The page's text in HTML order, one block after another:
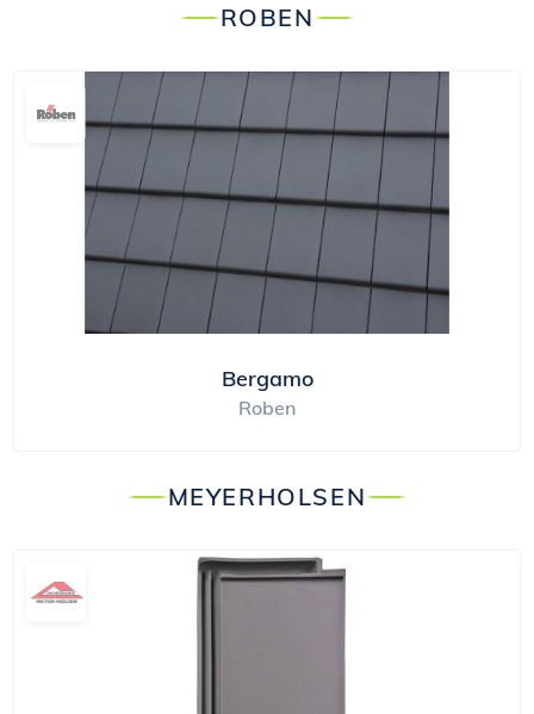
ROBEN
Bergamo
Roben
MEYERHOLSEN